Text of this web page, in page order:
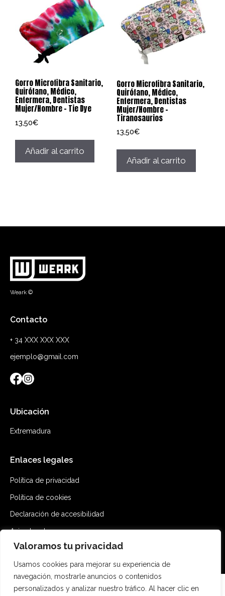
Valoramos tu privacidad
Usamos cookies para mejorar su experiencia de
navegación, mostrarle anuncios o contenidos
personalizados y analizar nuestro tráfico. Al hacer clic en
Gorro Microfibra Sanitario,
Quirófano, Médico,
Enfermera, Dentistas
Mujer/Hombre – Tie Dye
13,50€
Añadir al carrito
Gorro Microfibra Sanitario,
Quirófano, Médico,
Enfermera, Dentistas
Mujer/Hombre –
Tiranosaurios
13,50€
Añadir al carrito
Weark ©
Contacto
+ 34 XXX XXX XXX
ejemplo@gmail.com
Ubicación
Extremadura
Enlaces legales
Política de privacidad
Política de cookies
Declaración de accesibilidad
Aviso legal
Mapa del sitio